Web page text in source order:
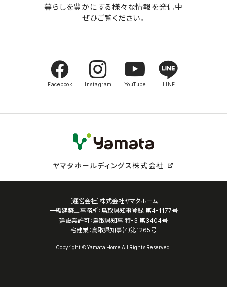
暮らしを豊かにする様々な情報を発信中
ぜひご覧ください。
Facebook Instagram YouTube LINE
ヤマタホールディングス株式会社
［運営会社］株式会社ヤマタホーム
一級建築士事務所：鳥取県知事登録 第4-1177号
建設業許可：鳥取県知事 特-3 第3404号
宅建業：鳥取県知事(4)第1265号
Copyright ©Yamata Home All Rights Reserved.